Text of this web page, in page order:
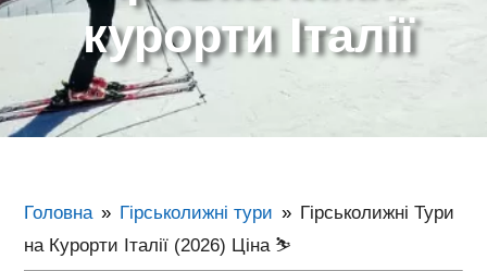
курорти Італії
Головна Гірськолижні тури
Гірськолижні Тури
на Курорти Італії (2026) Ціна ⛷️